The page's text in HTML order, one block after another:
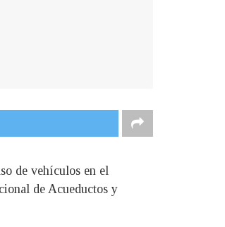
de vehículos en el
de Acueductos y